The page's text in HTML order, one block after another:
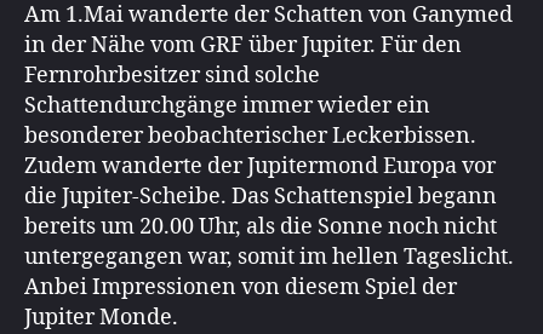
Am 1.Mai wanderte der Schatten von Ganymed
in der Nähe vom GRF über Jupiter. Für den
Fernrohrbesitzer sind solche
Schattendurchgänge immer wieder ein
besonderer beobachterischer Leckerbissen.
Zudem wanderte der Jupitermond Europa vor
die Jupiter-Scheibe. Das Schattenspiel begann
bereits um 20.00 Uhr, als die Sonne noch nicht
untergegangen war, somit im hellen Tageslicht.
Anbei Impressionen von diesem Spiel der
Jupiter Monde.